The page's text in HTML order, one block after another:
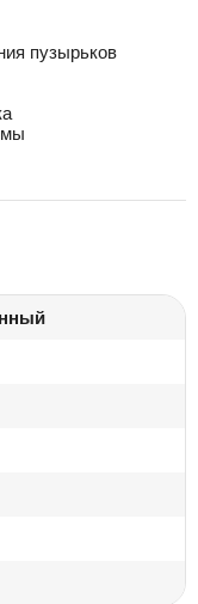
пузырьков